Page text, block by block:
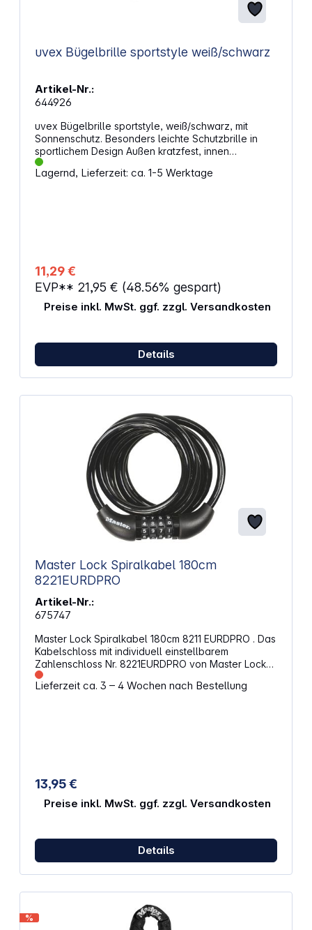
uvex Bügelbrille sportstyle weiß/schwarz
Artikel-Nr.:
644926
uvex Bügelbrille sportstyle, weiß/schwarz, mit
Sonnenschutz. Besonders leichte Schutzbrille in
sportlichem Design Außen kratzfest, innen
beschlagfrei Beschichtung: uvex supravision
extreme Scheibentönung: grau, 23% Gewicht: 23 g
Lagernd, Lieferzeit: ca. 1-5 Werktage
11,29 €
EVP** 21,95 € (48.56% gespart)
Preise inkl. MwSt. ggf. zzgl. Versandkosten
Details
Master Lock Spiralkabel 180cm
8221EURDPRO
Artikel-Nr.:
675747
Master Lock Spiralkabel 180cm 8211 EURDPRO . Das
Kabelschloss mit individuell einstellbarem
Zahlenschloss Nr. 8221EURDPRO von Master Lock
ist 1,8 cm lang und besteht aus verdrilltem Stahl mit
einem Durchmesser von 8 mm, der für maximale
stelliger, individuell einstellbarer, sicherer
Zahlenkombination Selbstaufrollend für eine
einfache Aufbewahrung Sicherheitsstufe: 4 von 10
Lieferzeit ca. 3 – 4 Wochen nach Bestellung
13,95 €
Preise inkl. MwSt. ggf. zzgl. Versandkosten
Details
%